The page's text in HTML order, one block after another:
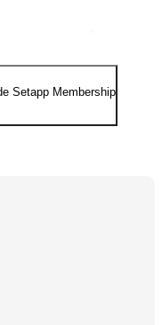
Setapp Membership